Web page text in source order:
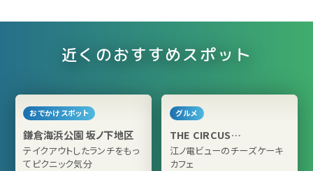
近くのおすすめスポット
おでかけスポット
鎌倉海浜公園 坂ノ下地区
テイクアウトしたランチをもっ
てピクニック気分
グルメ
THE CIRCUS
KAMAKURA
江ノ電ビューのチーズケーキ
カフェ